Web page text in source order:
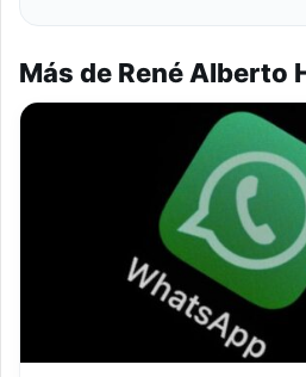
Más de René Alberto